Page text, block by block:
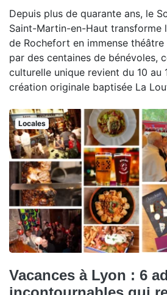
Depuis plus de quarante ans, le
Saint-Martin-en-Haut transforme
de Rochefort en immense
par des centaines de bénévoles,
culturelle unique revient du 10 au
création originale baptisée La
Locales
Vacances à Lyon : 6